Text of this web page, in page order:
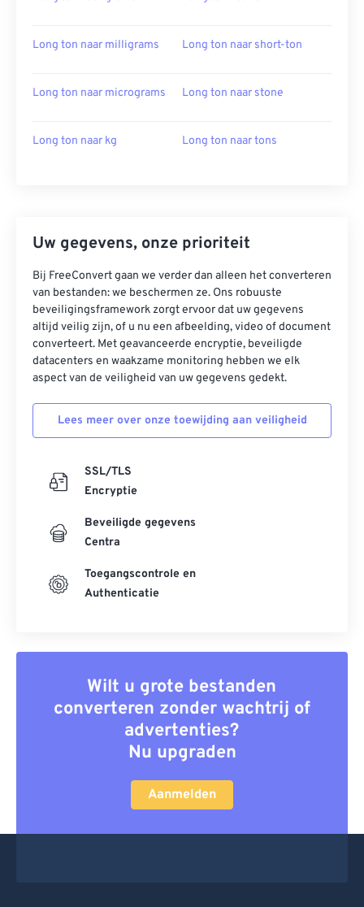
Long ton naar milligrams Long ton naar short-ton
Long ton naar micrograms Long ton naar stone
Long ton naar kg Long ton naar tons
Uw gegevens, onze prioriteit
Bij FreeConvert gaan we verder dan alleen het converteren
van bestanden: we beschermen ze. Ons robuuste
beveiligingsframework zorgt ervoor dat uw gegevens
altijd veilig zijn, of u nu een afbeelding, video of document
converteert. Met geavanceerde encryptie, beveiligde
datacenters en waakzame monitoring hebben we elk
aspect van de veiligheid van uw gegevens gedekt.
Lees meer over onze toewijding aan veiligheid
SSL/TLS
Encryptie
Beveiligde gegevens
Centra
Toegangscontrole en
Authenticatie
Wilt u grote bestanden
converteren zonder wachtrij of
advertenties?
Nu upgraden
Aanmelden